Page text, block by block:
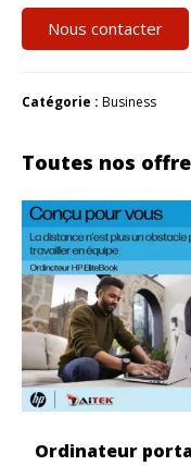
Nous contacter
Catégorie : Business
Toutes nos
Ordinateur